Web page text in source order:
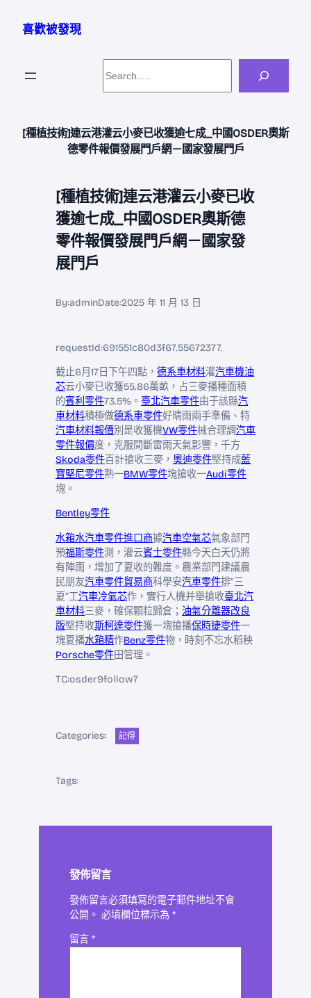
喜歡被發現
[種植技術]連云港灌云小麥已收獲逾七成_中國OSDER奧斯
德零件報價發展門戶網－國家發展門戶
[種植技術]連云港灌云小麥已收
獲逾七成_中國OSDER奧斯德
零件報價發展門戶網－國家發
展門戶
By:adminDate:2025 年 11 月 13 日
requestId:691551c80d3f67.55672377.
截止6月17日下午四點， 德系車材料灌汽車機油
芯云小麥已收獲55.86萬畝，占三麥播種面積
的賓利零件73.5%。 臺北汽車零件由于該縣汽
車材料積極做德系車零件好晴雨兩手準備、特
汽車材料報價別是收獲機VW零件械合理調汽車
零件報價度，克服間斷雷雨天氣影響，千方
Skoda零件百計搶收三麥， 奧迪零件堅持成藍
寶堅尼零件熟一BMW零件塊搶收一Audi零件
塊。
Bentley零件
水箱水汽車零件進口商據汽車空氣芯氣象部門
預福斯零件測，灌云賓士零件縣今天白天仍將
有陣雨，增加了夏收的難度。農業部門建議農
民朋友汽車零件貿易商科學安汽車零件排“三
夏”工汽車冷氣芯作，實行人機并舉搶收臺北汽
車材料三麥，確保顆粒歸倉； 油氣分離器改良
版堅持收斯柯達零件獲一塊搶播保時捷零件一
塊夏播水箱精作Benz零件物，時刻不忘水稻秧
Porsche零件田管理。
TC:osder9follow7
Categories: 記得
Tags:
發佈留言
發佈留言必須填寫的電子郵件地址不會
公開。 必填欄位標示為 *
留言 *